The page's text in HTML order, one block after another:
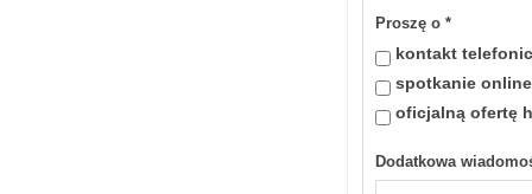
Proszę o *
kontakt
spotkanie online
oficjalną ofertę
Dodatkowa